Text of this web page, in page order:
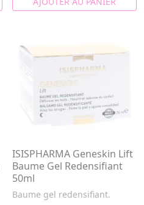
ISISPHARMA Geneskin Lift
Baume Gel Redensifiant
50ml
Baume gel redensifiant.